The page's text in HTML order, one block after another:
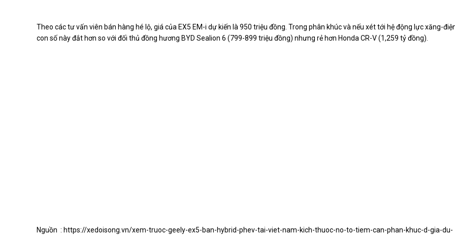
Theo các tư vấn viên bán hàng hé lộ, giá của EX5 EM-i dự kiến là 950 triệu đồng. Trong phân khúc và nếu xét tới hệ động lực xăng-
con số này đắt hơn so với đối thủ đồng hương BYD Sealion 6 (799-899 triệu đồng) nhưng rẻ hơn Honda CR-V (1,259 tỷ đồng).
Nguồn : https://xedoisong.vn/xem-truoc-geely-ex5-ban-hybrid-phev-tai-viet-nam-kich-thuoc-no-to-tiem-can-phan-khuc-d-gia-du-